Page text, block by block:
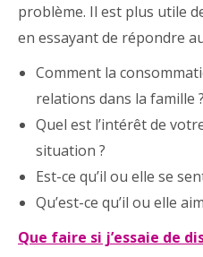
problème. Il est plus utile
en essayant de répondre
Comment la
relations dans la famille ?
Quel est l’intérêt de
situation ?
Est-ce qu’il ou elle se
Qu’est-ce qu’il ou elle
Que faire si j’essaie de